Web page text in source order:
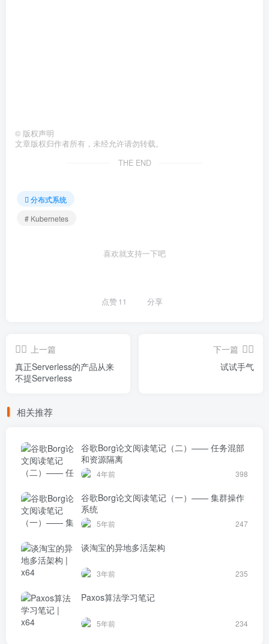
© 版权声明
文章版权归作者所有，未经允许请勿转载。
THE END
分布式系统
# Kubernetes
喜欢就支持一下吧
点赞11 分享
上一篇
真正Serverless的产品从来
不提Serverless
下一篇
试试手气
相关推荐
谷歌Borg论文阅读笔记（二）—— 任务混部
和资源隔离
4年前 398
谷歌Borg论文阅读笔记（一）—— 集群操作
系统
5年前 247
谈淘宝的异地多活架构
3年前 235
Paxos算法学习笔记
5年前 234